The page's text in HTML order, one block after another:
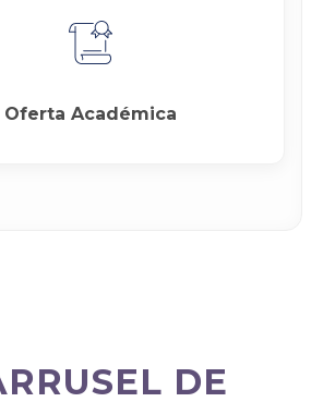
Oferta Académica
DE